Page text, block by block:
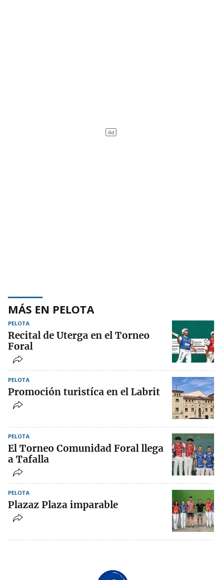
MÁS EN PELOTA
PELOTA
Recital de Uterga en el Torneo
Foral
PELOTA
Promoción turistíca en el Labrit
PELOTA
El Torneo Comunidad Foral llega
a Tafalla
PELOTA
Plazaz Plaza imparable